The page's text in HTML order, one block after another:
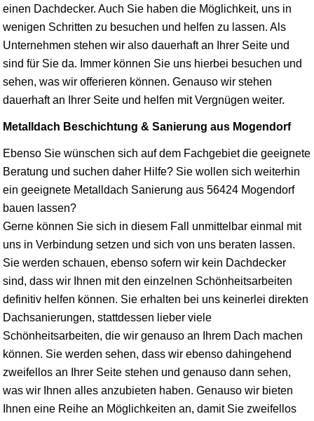
einen Dachdecker. Auch Sie haben die Möglichkeit, uns in
wenigen Schritten zu besuchen und helfen zu lassen. Als
Unternehmen stehen wir also dauerhaft an Ihrer Seite und
sind für Sie da. Immer können Sie uns hierbei besuchen und
sehen, was wir offerieren können. Genauso wir stehen
dauerhaft an Ihrer Seite und helfen mit Vergnügen weiter.
Metalldach Beschichtung & Sanierung aus Mogendorf
Ebenso Sie wünschen sich auf dem Fachgebiet die geeignete
Beratung und suchen daher Hilfe? Sie wollen sich weiterhin
ein geeignete Metalldach Sanierung aus 56424 Mogendorf
bauen lassen?
Gerne können Sie sich in diesem Fall unmittelbar einmal mit
uns in Verbindung setzen und sich von uns beraten lassen.
Sie werden schauen, ebenso sofern wir kein Dachdecker
sind, dass wir Ihnen mit den einzelnen Schönheitsarbeiten
definitiv helfen können. Sie erhalten bei uns keinerlei direkten
Dachsanierungen, stattdessen lieber viele
Schönheitsarbeiten, die wir genauso an Ihrem Dach machen
können. Sie werden sehen, dass wir ebenso dahingehend
zweifellos an Ihrer Seite stehen und genauso dann sehen,
was wir Ihnen alles anzubieten haben. Genauso wir bieten
Ihnen eine Reihe an Möglichkeiten an, damit Sie zweifellos